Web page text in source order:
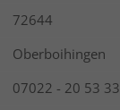
72644
Oberboihingen
07022 - 20 53 33